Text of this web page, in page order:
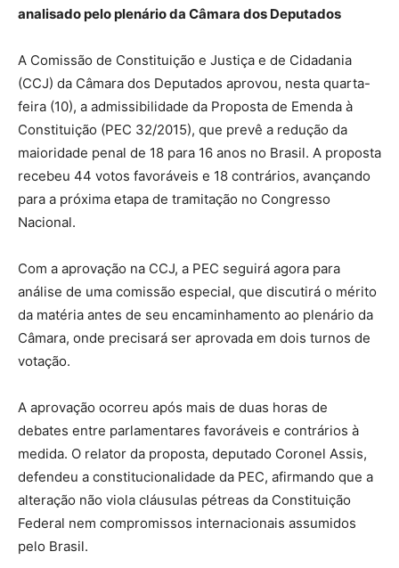
analisado pelo plenário da Câmara dos Deputados
A Comissão de Constituição e Justiça e de Cidadania
(CCJ) da Câmara dos Deputados aprovou, nesta quarta-
feira (10), a admissibilidade da Proposta de Emenda à
Constituição (PEC 32/2015), que prevê a redução da
maioridade penal de 18 para 16 anos no Brasil. A proposta
recebeu 44 votos favoráveis e 18 contrários, avançando
para a próxima etapa de tramitação no Congresso
Nacional.
Com a aprovação na CCJ, a PEC seguirá agora para
análise de uma comissão especial, que discutirá o mérito
da matéria antes de seu encaminhamento ao plenário da
Câmara, onde precisará ser aprovada em dois turnos de
votação.
A aprovação ocorreu após mais de duas horas de
debates entre parlamentares favoráveis e contrários à
medida. O relator da proposta, deputado Coronel Assis,
defendeu a constitucionalidade da PEC, afirmando que a
alteração não viola cláusulas pétreas da Constituição
Federal nem compromissos internacionais assumidos
pelo Brasil.